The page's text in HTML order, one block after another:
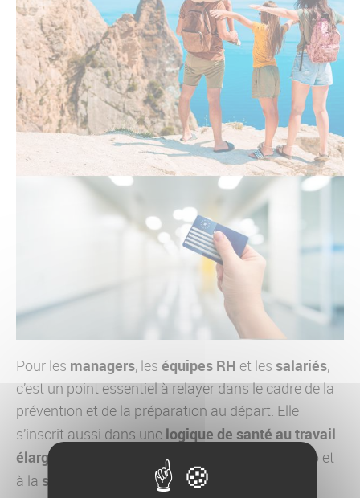
Pour les managers, les équipes RH et les salariés,
c’est un point essentiel à relayer dans le cadre de la
prévention et de la préparation au départ. Elle
s’inscrit aussi dans une logique de santé au travail
élargie
, attentive aux équilibres vie pro/vie perso et
à la sécurisation des parcours de vie